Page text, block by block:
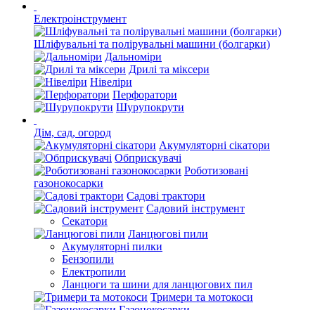
Електроінструмент
Шліфувальні та полірувальні машини (болгарки)
Дальноміри
Дрилі та міксери
Нівеліри
Перфоратори
Шурупокрути
Дім, сад, огород
Акумуляторні сікатори
Обприскувачі
Роботизовані
газонокосарки
Садові трактори
Садовий інструмент
Секатори
Ланцюгові пили
Акумуляторні пилки
Бензопили
Електропили
Ланцюги та шини для ланцюгових пил
Тримери та мотокоси